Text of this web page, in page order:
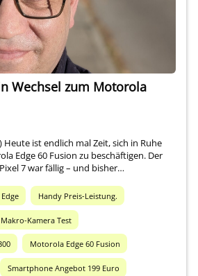
Wechsel zum Motorola
ist endlich mal Zeit, sich in Ruhe
Edge 60 Fusion zu beschäftigen. Der
7 war fällig – und bisher…
Handy Preis-Leistung.
Makro-Kamera Test
Motorola Edge 60 Fusion
Smartphone Angebot 199 Euro